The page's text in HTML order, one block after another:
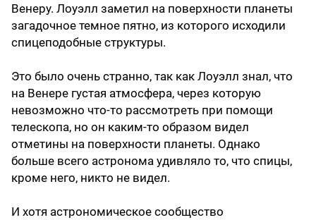
Венеру. Лоуэлл заметил на поверхности планеты
загадочное темное пятно, из которого исходили
спицеподобные структуры.
Это было очень странно, так как Лоуэлл знал, что
на Венере густая атмосфера, через которую
невозможно что-то рассмотреть при помощи
телескопа, но он каким-то образом видел
отметины на поверхности планеты. Однако
больше всего астронома удивляло то, что спицы,
кроме него, никто не видел.
И хотя астрономическое сообщество